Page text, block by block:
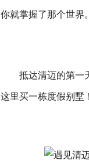
你就掌握了那个世界。
抵达清迈的第一
这里买一栋度假别墅